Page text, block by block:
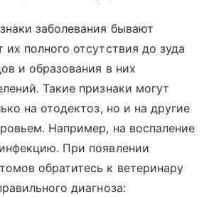
заболевания бывают
полного отсутствия до зуда
и образования в них
Такие признаки могут
на отодектоз, но и на другие
Например, на воспаление
При появлении
обратитесь к ветеринару
диагноза: